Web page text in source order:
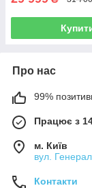
Про нас
99%
Працює з
м. Київ
вул.
Контакти